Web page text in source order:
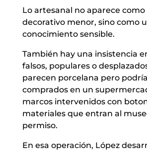
Lo artesanal no aparece
decorativo menor, sino como
conocimiento sensible.
También hay una insistencia
falsos, populares o
parecen porcelana pero
comprados en un
marcos intervenidos con
materiales que entran al
permiso.
En esa operación, López